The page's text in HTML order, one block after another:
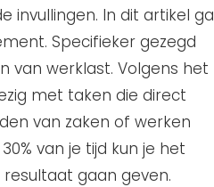
invullingen. In dit artikel ga
Specifieker gezegd
van werklast. Volgens het
met taken die direct
van zaken of werken
van je tijd kun je het
gaan geven.